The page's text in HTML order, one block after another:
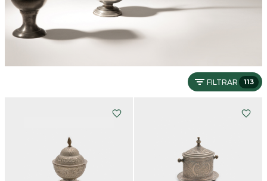
FILTRAR 113